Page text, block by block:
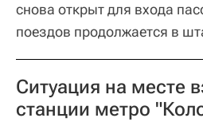
снова открыт для входа
поездов продолжается в
Ситуация на месте
станции метро